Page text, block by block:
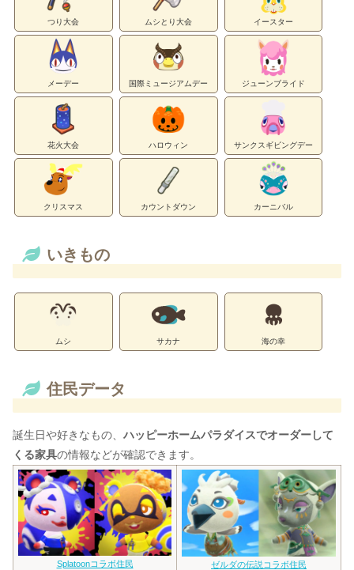
つり大会 ムシとり大会 イースター
メーデー 国際ミュージアムデー ジューンブライド
花火大会 ハロウィン サンクスギビングデー
クリスマス カウントダウン カーニバル
いきもの
ムシ サカナ 海の幸
住民データ
誕生日や好きなもの、 ハッピーホームパラダイスでオーダーして
くる家具の情報などが確認できます。
Splatoonコラボ住民 ゼルダの伝説コラボ住民